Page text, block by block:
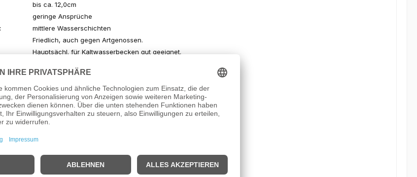
bis ca. 12,0cm
geringe Ansprüche
mittlere Wasserschichten
Friedlich, auch gegen Artgenossen.
Hauptsächl. für Kaltwasserbecken gut geeignet.
- Die vielen attrakt. Zuchtformen sind aber auch für erfahrene
Aquarianer sehr interessant!
Flockenfutter, Lebendfutter
10° - 25° dGH
6,5 - 8,0
15°C - 25°C